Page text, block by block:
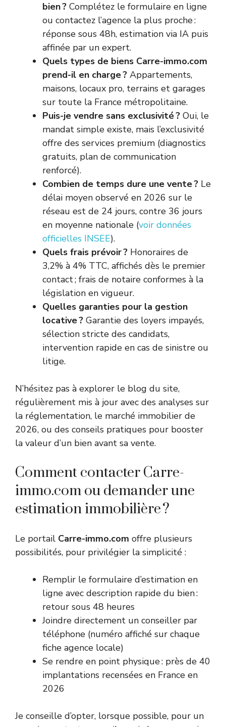
bien ? Complétez le formulaire en ligne
ou contactez l’agence la plus proche :
réponse sous 48h, estimation via IA puis
affinée par un expert.
Quels types de biens Carre-immo.com
prend-il en charge ? Appartements,
maisons, locaux pro, terrains et garages
sur toute la France métropolitaine.
Puis-je vendre sans exclusivité ? Oui, le
mandat simple existe, mais l’exclusivité
offre des services premium (diagnostics
gratuits, plan de communication
renforcé).
Combien de temps dure une vente ? Le
délai moyen observé en 2026 sur le
réseau est de 24 jours, contre 36 jours
en moyenne nationale (voir données
officielles INSEE).
Quels frais prévoir ? Honoraires de
3,2% à 4% TTC, affichés dès le premier
contact ; frais de notaire conformes à la
législation en vigueur.
Quelles garanties pour la gestion
locative ? Garantie des loyers impayés,
sélection stricte des candidats,
intervention rapide en cas de sinistre ou
litige.
N’hésitez pas à explorer le blog du site,
régulièrement mis à jour avec des analyses sur
la réglementation, le marché immobilier de
2026, ou des conseils pratiques pour booster
la valeur d’un bien avant sa vente.
Comment contacter Carre-
immo.com ou demander une
estimation immobilière ?
Le portail Carre-immo.com offre plusieurs
possibilités, pour privilégier la simplicité :
Remplir le formulaire d’estimation en
ligne avec description rapide du bien :
retour sous 48 heures
Joindre directement un conseiller par
téléphone (numéro affiché sur chaque
fiche agence locale)
Se rendre en point physique : près de 40
implantations recensées en France en
2026
Je conseille d’opter, lorsque possible, pour un